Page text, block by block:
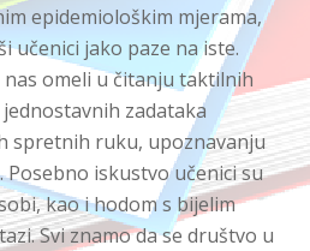
epidemiološkim mjerama,
učenici jako paze na iste.
nas omeli u čitanju taktilnih
zadataka
spretnih ruku, upoznavanju
Posebno iskustvo učenici su
kao i hodom s bijelim
Svi znamo da se društvo u